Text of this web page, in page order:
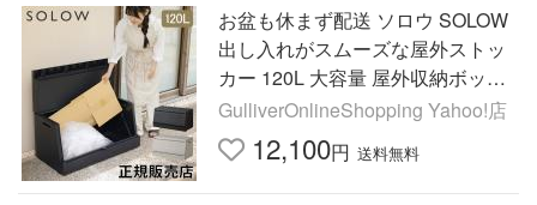
お盆も休まず配送 ソロウ SOLOW
出し入れがスムーズな屋外ストッ
カー 120L 大容量 屋外収納ボック
ス ごみ箱 ベランダ 庭
GulliverOnlineShopping Yahoo!店
12,100円 送料無料